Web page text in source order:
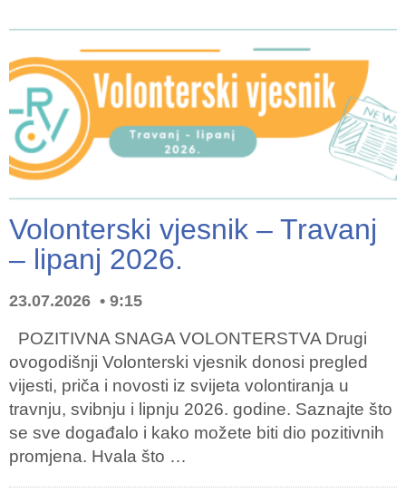
Volonterski vjesnik – Travanj
– lipanj 2026.
23.07.2026 9:15
POZITIVNA SNAGA VOLONTERSTVA Drugi
ovogodišnji Volonterski vjesnik donosi pregled
vijesti, priča i novosti iz svijeta volontiranja u
travnju, svibnju i lipnju 2026. godine. Saznajte što
se sve događalo i kako možete biti dio pozitivnih
promjena. Hvala što …